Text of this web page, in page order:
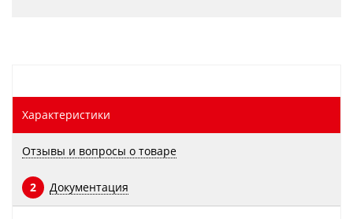
Характеристики
Отзывы и вопросы о товаре
2 Документация